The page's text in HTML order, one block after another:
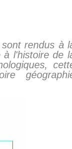
rendus à
à l'histoire de